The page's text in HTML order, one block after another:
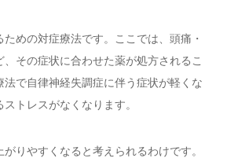
めの対症療法です。ここでは、頭痛・
その症状に合わせた薬が処方されるこ
法で自律神経失調症に伴う症状が軽くな
トレスがなくなります。
りやすくなると考えられるわけです。